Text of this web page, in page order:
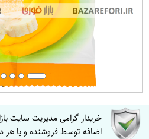
خریدار گرامی مدیریت سایت
اضافه توسط فروشنده و یا هر